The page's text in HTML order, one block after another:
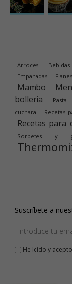
Arroces Bebidas
Empanadas
Mambo
bolleria
Pasta
cuchara
Recetas
Recetas para
Sorbetes y
Suscríbete a
He leído y